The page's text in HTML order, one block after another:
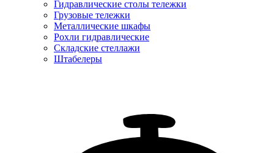
Гидравлические столы тележки
Грузовые тележки
Металлические шкафы
Рохли гидравлические
Складские стеллажи
Штабелеры